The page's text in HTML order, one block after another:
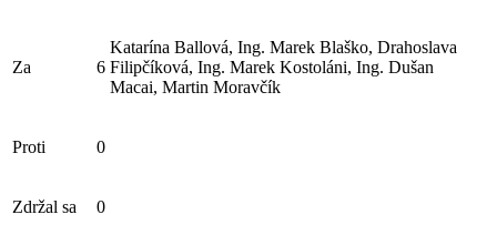
Za 6
Katarína Ballová, Ing. Marek Blaško, Drahoslava
Filipčíková, Ing. Marek Kostoláni, Ing. Dušan
Macai, Martin Moravčík
Proti 0
Zdržal sa 0